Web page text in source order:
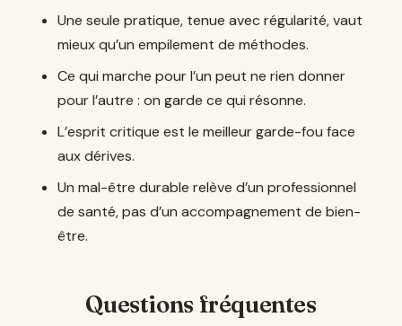
Une seule pratique, tenue avec régularité, vaut
mieux qu’un empilement de méthodes.
Ce qui marche pour l’un peut ne rien donner
pour l’autre : on garde ce qui résonne.
L’esprit critique est le meilleur garde-fou face
aux dérives.
Un mal-être durable relève d’un professionnel
de santé, pas d’un accompagnement de bien-
être.